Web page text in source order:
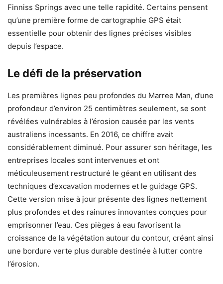
Finniss Springs avec une telle rapidité. Certains pensent
qu’une première forme de cartographie GPS était
essentielle pour obtenir des lignes précises visibles
depuis l’espace.
Le défi de la préservation
Les premières lignes peu profondes du Marree Man, d’une
profondeur d’environ 25 centimètres seulement, se sont
révélées vulnérables à l’érosion causée par les vents
australiens incessants. En 2016, ce chiffre avait
considérablement diminué. Pour assurer son héritage, les
entreprises locales sont intervenues et ont
méticuleusement restructuré le géant en utilisant des
techniques d’excavation modernes et le guidage GPS.
Cette version mise à jour présente des lignes nettement
plus profondes et des rainures innovantes conçues pour
emprisonner l’eau. Ces pièges à eau favorisent la
croissance de la végétation autour du contour, créant ainsi
une bordure verte plus durable destinée à lutter contre
l’érosion.